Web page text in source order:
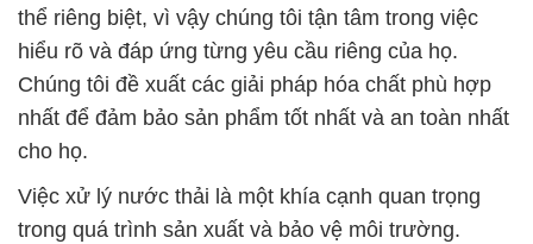
thể riêng biệt, vì vậy chúng tôi tận tâm trong việc
hiểu rõ và đáp ứng từng yêu cầu riêng của họ.
Chúng tôi đề xuất các giải pháp hóa chất phù hợp
nhất để đảm bảo sản phẩm tốt nhất và an toàn nhất
cho họ.
Việc xử lý nước thải là một khía cạnh quan trọng
trong quá trình sản xuất và bảo vệ môi trường.